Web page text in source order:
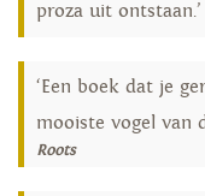
proza uit
‘Een boek dat je
mooiste vogel van
Roots